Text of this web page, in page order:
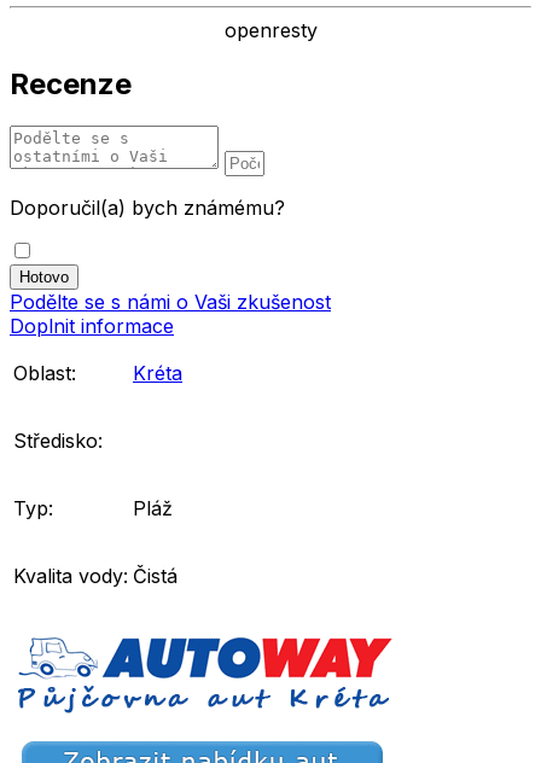
openresty
Recenze
Doporučil(a) bych známému?
Podělte se s námi o Vaši zkušenost
Doplnit informace
Oblast:
Kréta
Středisko:
Typ: Pláž
Kvalita vody: Čistá